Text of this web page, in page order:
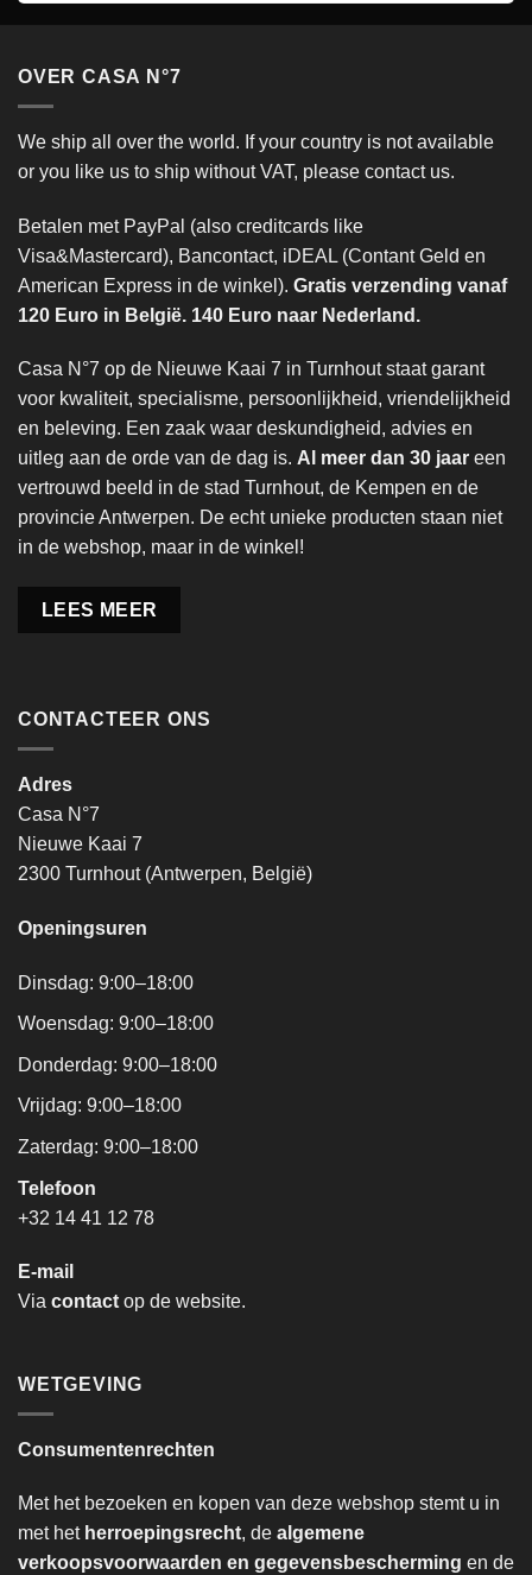
OVER CASA N°7
We ship all over the world. If your country is not available
or you like us to ship without VAT, please contact us.
Betalen met PayPal (also creditcards like
Visa&Mastercard), Bancontact, iDEAL (Contant Geld en
American Express in de winkel). Gratis verzending vanaf
120 Euro in België. 140 Euro naar Nederland.
Casa N°7 op de Nieuwe Kaai 7 in Turnhout staat garant
voor kwaliteit, specialisme, persoonlijkheid, vriendelijkheid
en beleving. Een zaak waar deskundigheid, advies en
uitleg aan de orde van de dag is. Al meer dan 30 jaar een
vertrouwd beeld in de stad Turnhout, de Kempen en de
provincie Antwerpen. De echt unieke producten staan niet
in de webshop, maar in de winkel!
LEES MEER
CONTACTEER ONS
Adres
Casa N°7
Nieuwe Kaai 7
2300 Turnhout (Antwerpen, België)
Openingsuren
Dinsdag: 9:00–18:00
Woensdag: 9:00–18:00
Donderdag: 9:00–18:00
Vrijdag: 9:00–18:00
Zaterdag: 9:00–18:00
Telefoon
+32 14 41 12 78
E-mail
Via contact op de website.
WETGEVING
Consumentenrechten
Met het bezoeken en kopen van deze webshop stemt u in
met het herroepingsrecht, de algemene
verkoopsvoorwaarden en gegevensbescherming en de